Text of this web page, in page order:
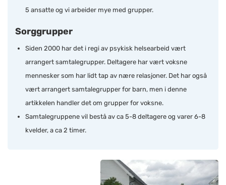
5 ansatte og vi arbeider mye med grupper.
Sorggrupper
Siden 2000 har det i regi av psykisk helsearbeid vært
arrangert samtalegrupper. Deltagere har vært voksne
mennesker som har lidt tap av nære relasjoner. Det har også
vært arrangert samtalegrupper for barn, men i denne
artikkelen handler det om grupper for voksne.
Samtalegruppene vil bestå av ca 5-8 deltagere og varer 6-8
kvelder, a ca 2 timer.